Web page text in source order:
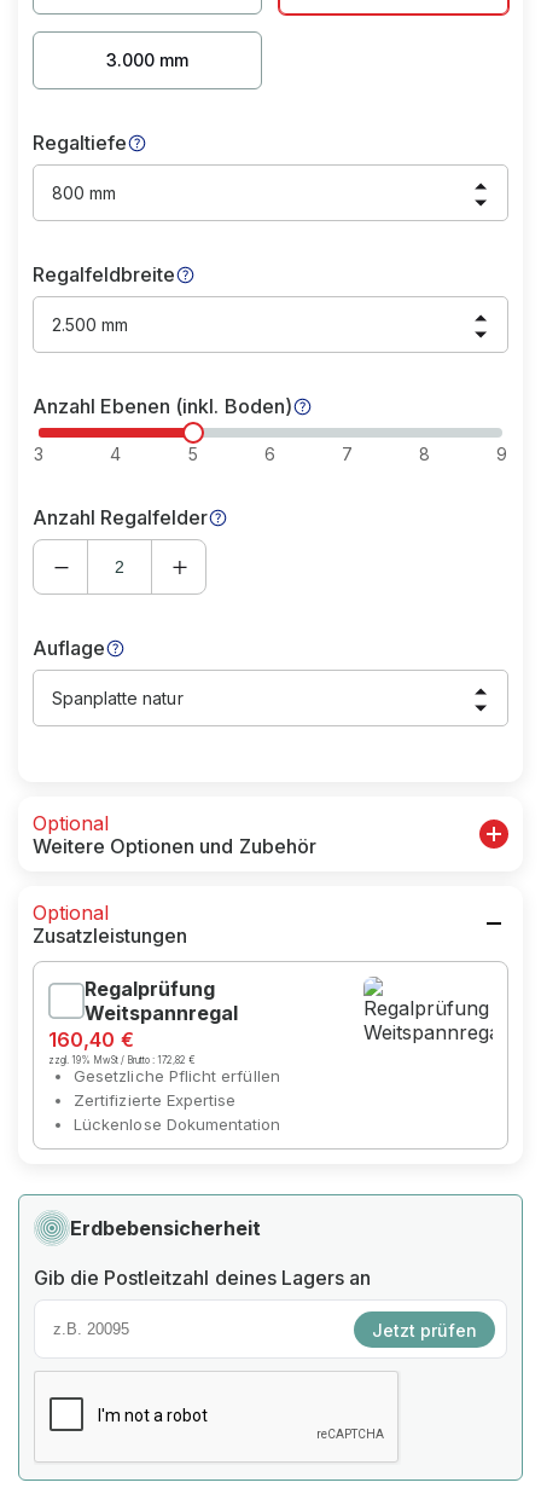
3.000 mm
Regaltiefe
800 mm
Regalfeldbreite
2.500 mm
Anzahl Ebenen (inkl. Boden)
3 4 5 6 7 8 9
Anzahl Regalfelder
Auflage
Spanplatte natur
Optional
Weitere Optionen und Zubehör
Optional
Zusatzleistungen
Regalprüfung
Weitspannregal
160,40 €
zzgl. 19% MwSt / Brutto :172,82 €
Gesetzliche Pflicht erfüllen
Zertifizierte Expertise
Lückenlose Dokumentation
Erdbebensicherheit
Gib die Postleitzahl deines Lagers an
Jetzt prüfen